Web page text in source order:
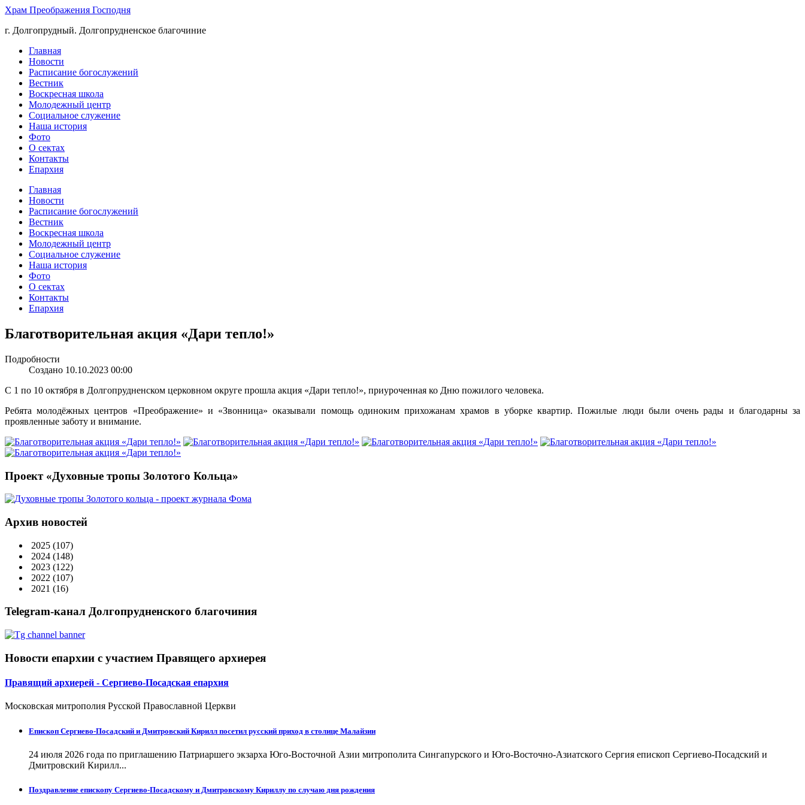
Храм Преображения Господня
г. Долгопрудный. Долгопрудненское благочиние
Главная
Новости
Расписание богослужений
Вестник
Воскресная школа
Молодежный центр
Социальное служение
Наша история
Фото
О сектах
Контакты
Епархия
Главная
Новости
Расписание богослужений
Вестник
Воскресная школа
Молодежный центр
Социальное служение
Наша история
Фото
О сектах
Контакты
Епархия
Благотворительная акция «Дари тепло!»
Подробности
Создано 10.10.2023 00:00
С 1 по 10 октября в Долгопрудненском церковном округе прошла акция «Дари тепло!», приуроченная ко Дню пожилого человека.
Ребята молодёжных центров «Преображение» и «Звонница» оказывали помощь одиноким прихожанам храмов в уборке квартир. Пожилые люди были очень рады и благодарны за
проявленные заботу и внимание.
Проект «Духовные тропы Золотого Кольца»
Архив новостей
2025 (107)
2024 (148)
2023 (122)
2022 (107)
2021 (16)
Telegram-канал Долгопрудненского благочиния
Новости епархии с участием Правящего архиерея
Правящий архиерей - Сергиево-Посадская епархия
Московская митрополия Русской Православной Церкви
Епископ Сергиево-Посадский и Дмитровский Кирилл посетил русский приход в столице Малайзии
24 июля 2026 года по приглашению Патриаршего экзарха Юго-Восточной Азии митрополита Сингапурского и Юго-Восточно-Азиатского Сергия епископ Сергиево-Посадский и
Дмитровский Кирилл...
Поздравление епископу Сергиево-Посадскому и Дмитровскому Кириллу по случаю дня рождения